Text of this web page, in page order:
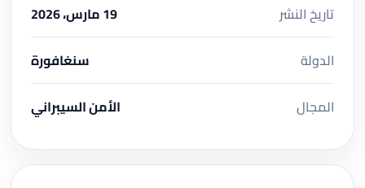
تاريخ النشر
19 مارس، 2026
الدولة
سنغافورة
المجال
الأمن السيبراني